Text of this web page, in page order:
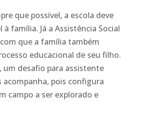
que possível, a escola deve
à família. Já a Assistência Social
que a família também
educacional de seu filho.
um desafio para assistente
acompanha, pois configura
campo a ser explorado e